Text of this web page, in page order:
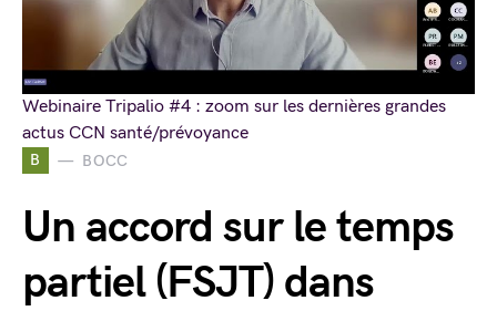
B BOCC
Un accord sur le temps
partiel (FSJT) dans
Webinaire Tripalio #4 : zoom sur les dernières grandes
actus CCN santé/prévoyance